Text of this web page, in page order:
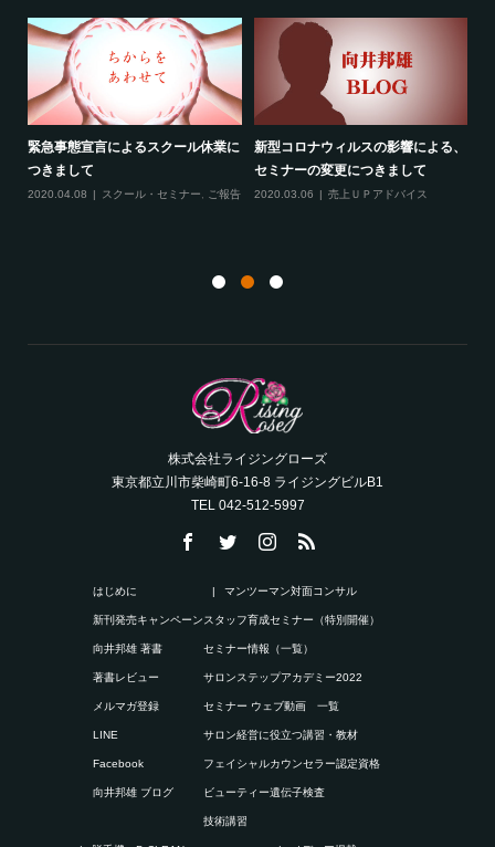
緊急事態宣言によるスクール休業に
つきまして
2020.04.08 スクール・セミナー ご報告
新型コロナウィルスの影響による、
セミナーの変更につきまして
2020.03.06 売上ＵＰアドバイス
株式会社ライジングローズ
東京都立川市柴崎町6-16-8 ライジングビルB1
TEL 042-512-5997
はじめに
新刊発売キャンペーン
向井邦雄 著書
著書レビュー
メルマガ登録
LINE
Facebook
向井邦雄 ブログ
マンツーマン対面コンサル
スタッフ育成セミナー（特別開催）
セミナー情報（一覧）
サロンステップアカデミー2022
セミナー ウェブ動画 一覧
サロン経営に役立つ講習・教材
フェイシャルカウンセラー認定資格
ビューティー遺伝子検査
技術講習